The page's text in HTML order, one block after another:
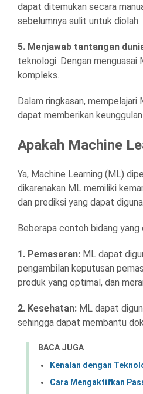
dapat ditemukan secara
sebelumnya sulit untuk diolah.
5. Menjawab tantangan
teknologi. Dengan menguasai
kompleks.
Dalam ringkasan,
dapat memberikan
Apakah Machine
Ya, Machine Learning (ML)
dikarenakan ML memiliki
dan prediksi yang dapat
Beberapa contoh bidang yang
1. Pemasaran: ML dapat
pengambilan keputusan
produk yang optimal, dan
2. Kesehatan: ML dapat
sehingga dapat membantu
BACA JUGA
Kenalan dengan
Cara Mengaktifkan